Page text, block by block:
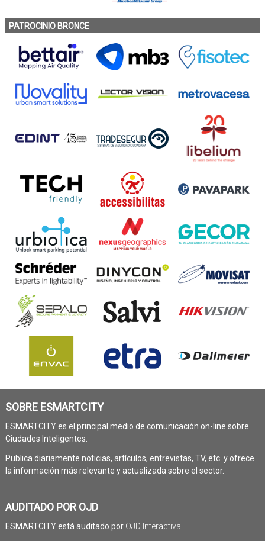
PATROCINIO BRONCE
SOBRE ESMARTCITY
ESMARTCITY es el principal medio de comunicación on-line sobre
Ciudades Inteligentes.
Publica diariamente noticias, artículos, entrevistas, TV, etc. y ofrece
la información más relevante y actualizada sobre el sector.
AUDITADO POR OJD
ESMARTCITY está auditado por OJD Interactiva